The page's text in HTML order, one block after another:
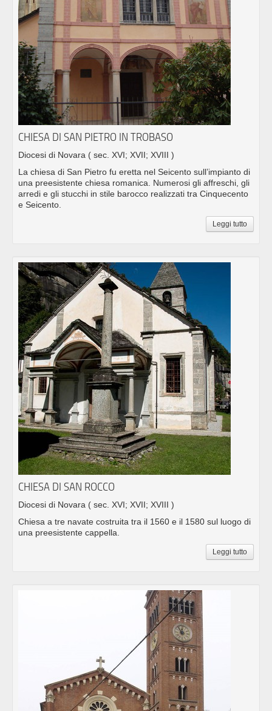
CHIESA DI SAN PIETRO IN TROBASO
Diocesi di Novara ( sec. XVI; XVII; XVIII )
La chiesa di San Pietro fu eretta nel Seicento sull’impianto di
una preesistente chiesa romanica. Numerosi gli affreschi, gli
arredi e gli stucchi in stile barocco realizzati tra Cinquecento
e Seicento.
Leggi tutto
CHIESA DI SAN ROCCO
Diocesi di Novara ( sec. XVI; XVII; XVIII )
Chiesa a tre navate costruita tra il 1560 e il 1580 sul luogo di
una preesistente cappella.
Leggi tutto